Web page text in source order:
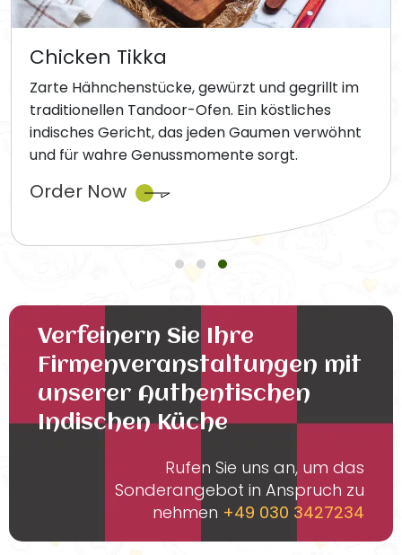
Chicken Tikka
Zarte Hähnchenstücke, gewürzt und gegrillt im
traditionellen Tandoor-Ofen. Ein köstliches
indisches Gericht, das jeden Gaumen verwöhnt
und für wahre Genussmomente sorgt.
Order Now
Verfeinern Sie Ihre
Firmenveranstaltungen mit
unserer Authentischen
Indischen Küche
Rufen Sie uns an, um das
Sonderangebot in Anspruch zu
nehmen +49 030 3427234